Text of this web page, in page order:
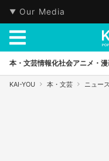
Our Media
本・文芸情報化社会アニメ・
KAI-YOU 本・文芸 ニュース